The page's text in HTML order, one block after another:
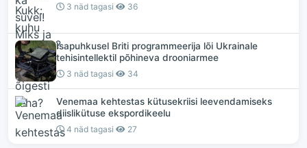
3 näd tagasi 36
Isapuhkusel Briti programmeerija lõi Ukrainale
tehisintellektil põhineva drooniarmee
3 näd tagasi 34
Venemaa kehtestas kütusekriisi leevendamiseks
diislikütuse ekspordikeelu
4 näd tagasi 27